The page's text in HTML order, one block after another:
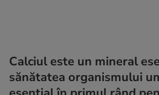
Calciul este un mineral
sănătatea organismului